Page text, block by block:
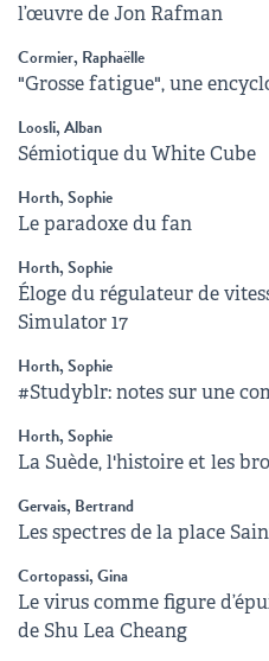
l’œuvre de Jon Rafman
Cormier, Raphaëlle
"Grosse fatigue", une
Loosli, Alban
Sémiotique du White Cube
Horth, Sophie
Le paradoxe du fan
Horth, Sophie
Éloge du régulateur de
Simulator 17
Horth, Sophie
#Studyblr: notes sur une
Horth, Sophie
La Suède, l'histoire et les
Gervais, Bertrand
Les spectres de la place
Cortopassi, Gina
Le virus comme figure
de Shu Lea Cheang